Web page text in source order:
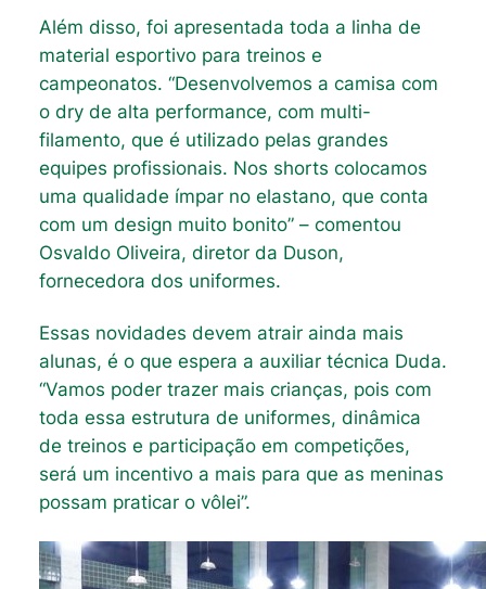
Além disso, foi apresentada toda a linha de
material esportivo para treinos e
campeonatos. “Desenvolvemos a camisa com
o dry de alta performance, com multi-
filamento, que é utilizado pelas grandes
equipes profissionais. Nos shorts colocamos
uma qualidade ímpar no elastano, que conta
com um design muito bonito” – comentou
Osvaldo Oliveira, diretor da Duson,
fornecedora dos uniformes.
Essas novidades devem atrair ainda mais
alunas, é o que espera a auxiliar técnica Duda.
“Vamos poder trazer mais crianças, pois com
toda essa estrutura de uniformes, dinâmica
de treinos e participação em competições,
será um incentivo a mais para que as meninas
possam praticar o vôlei”.